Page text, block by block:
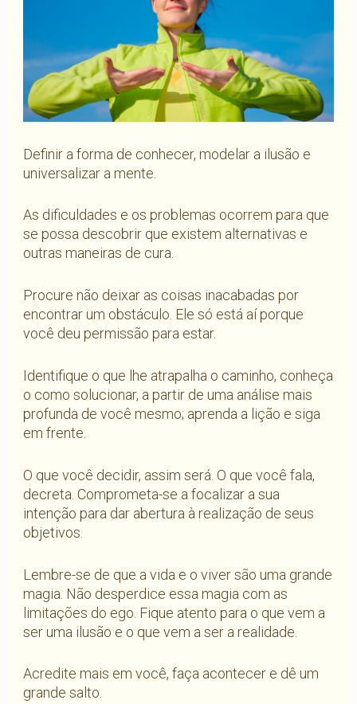
Definir a forma de conhecer, modelar a ilusão e
universalizar a mente.
As dificuldades e os problemas ocorrem para que
se possa descobrir que existem alternativas e
outras maneiras de cura.
Procure não deixar as coisas inacabadas por
encontrar um obstáculo. Ele só está aí porque
você deu permissão para estar.
Identifique o que lhe atrapalha o caminho, conheça
o como solucionar, a partir de uma análise mais
profunda de você mesmo; aprenda a lição e siga
em frente.
O que você decidir, assim será. O que você fala,
decreta. Comprometa-se a focalizar a sua
intenção para dar abertura à realização de seus
objetivos.
Lembre-se de que a vida e o viver são uma grande
magia. Não desperdice essa magia com as
limitações do ego. Fique atento para o que vem a
ser uma ilusão e o que vem a ser a realidade.
Acredite mais em você, faça acontecer e dê um
grande salto.